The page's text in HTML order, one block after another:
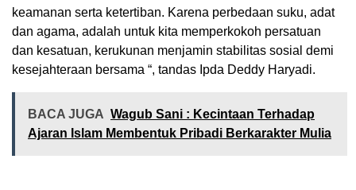
keamanan serta ketertiban. Karena perbedaan suku, adat
dan agama, adalah untuk kita memperkokoh persatuan
dan kesatuan, kerukunan menjamin stabilitas sosial demi
kesejahteraan bersama “, tandas Ipda Deddy Haryadi.
BACA JUGA Wagub Sani : Kecintaan Terhadap
Ajaran Islam Membentuk Pribadi Berkarakter Mulia